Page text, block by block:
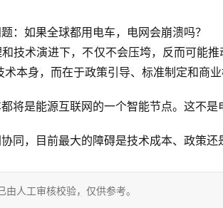
： 如果全球都用电车，电网会崩溃吗？
技术演进下，不仅不会压垮，反而可能
术本身，而在于政策引导、标准制定和商
将是能源互联网的一个智能节点。这不
同，目前最大的障碍是技术成本、政策还
人工审核校验，仅供参考。